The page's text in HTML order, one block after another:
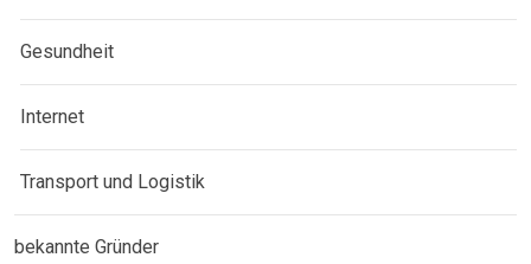
Gesundheit
Internet
Transport und Logistik
bekannte Gründer